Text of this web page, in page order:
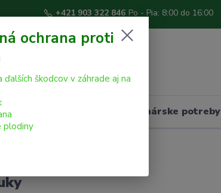
+421 903 322 846 Po - Pia: 8:00 do 16:00
Vinárske potreby
ochrana proti
škodcov v záhrade aj na
plodiny